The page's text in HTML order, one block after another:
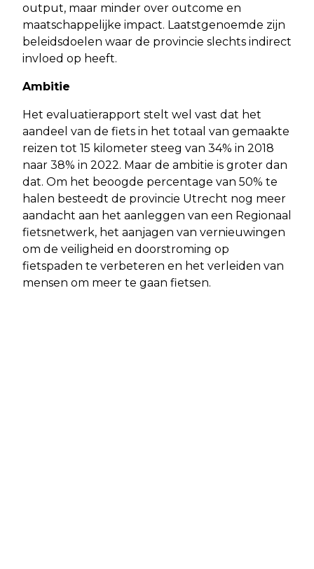
output, maar minder over outcome en
maatschappelijke impact. Laatstgenoemde zijn
beleidsdoelen waar de provincie slechts indirect
invloed op heeft.
Ambitie
Het evaluatierapport stelt wel vast dat het
aandeel van de fiets in het totaal van gemaakte
reizen tot 15 kilometer steeg van 34% in 2018
naar 38% in 2022. Maar de ambitie is groter dan
dat. Om het beoogde percentage van 50% te
halen besteedt de provincie Utrecht nog meer
aandacht aan het aanleggen van een Regionaal
fietsnetwerk, het aanjagen van vernieuwingen
om de veiligheid en doorstroming op
fietspaden te verbeteren en het verleiden van
mensen om meer te gaan fietsen.